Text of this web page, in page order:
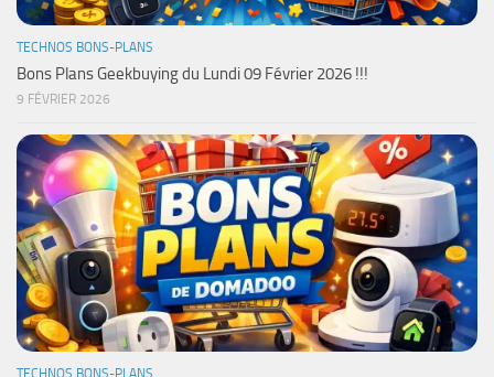
TECHNOS BONS-PLANS
Bons Plans Geekbuying du Lundi 09 Février 2026 !!!
9 FÉVRIER 2026
TECHNOS BONS-PLANS